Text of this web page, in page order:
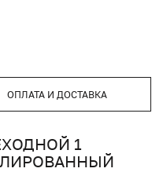
ОПЛАТА И ДОСТАВКА
1